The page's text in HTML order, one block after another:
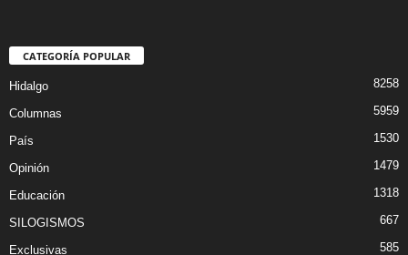
CATEGORÍA POPULAR
Hidalgo 8258
Columnas 5959
País 1530
Opinión 1479
Educación 1318
SILOGISMOS 667
Exclusivas 585